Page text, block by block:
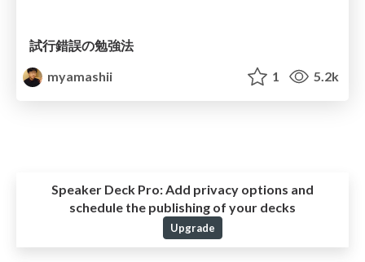
試行錯誤の勉強法
myamashii
1 5.2k
Speaker Deck Pro:Add privacy options and
schedule the publishing of your decks
Upgrade